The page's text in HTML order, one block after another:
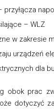
przyłącza
– WLZ
w zakresie
urządzeń
dla
obok prac
dotyczyć